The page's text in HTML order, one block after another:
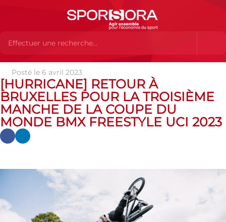
Actualités Actualités
[HURRICANE] Retour à Bruxelles pour la troisième manche de la
Coupe du Monde BMX Freestyle UCI 2023
Posté le 6 avril 2023
[HURRICANE] RETOUR À
BRUXELLES POUR LA TROISIÈME
MANCHE DE LA COUPE DU
MONDE BMX FREESTYLE UCI 2023